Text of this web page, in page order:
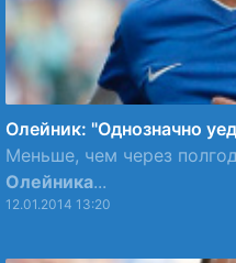
Олейник: "Однозначно
Меньше, чем через
Олейника...
12.01.2014 13:20